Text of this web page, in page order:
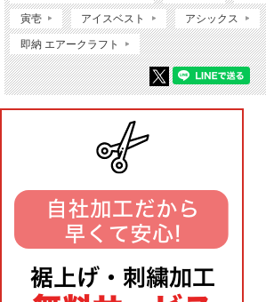
寅壱 アイスベスト アシックス
即納 エアークラフト